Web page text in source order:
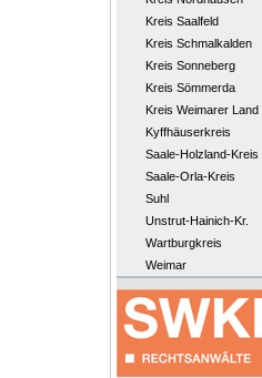
Kreis Saalfeld
Kreis Schmalkalden
Kreis Sonneberg
Kreis Sömmerda
Kreis Weimarer Land
Kyffhäuserkreis
Saale-Holzland-Kreis
Saale-Orla-Kreis
Suhl
Unstrut-Hainich-Kr.
Wartburgkreis
Weimar